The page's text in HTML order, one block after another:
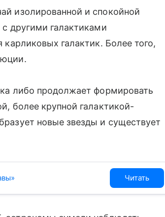
изолированной и спокойной
другими галактиками
галактик. Более того,
либо продолжает формировать
более крупной галактикой-
новые звезды и существует
Читать